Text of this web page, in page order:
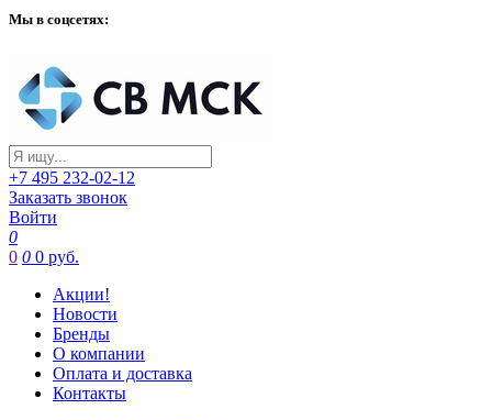
Мы в соцсетях:
+7 495 232-02-12
Заказать звонок
Войти
0
0 0 0 руб.
Акции!
Новости
Бренды
О компании
Оплата и доставка
Контакты